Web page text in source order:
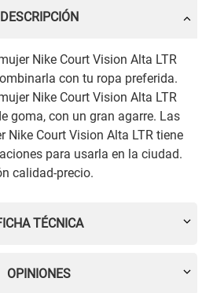
DESCRIPCIÓN
Nike Court Vision Alta LTR
con tu ropa preferida.
Nike Court Vision Alta LTR
goma, con un gran agarre. Las
Nike Court Vision Alta LTR tiene
para usarla en la ciudad.
calidad-precio.
TÉCNICA
OPINIONES